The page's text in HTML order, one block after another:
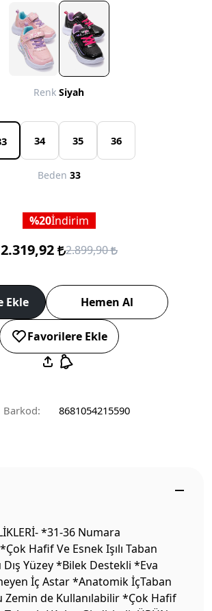
Renk Siyah
34 35 36
Beden 33
20İndirim
2.319,92 2.899,90
Ekle Hemen Al
Favorilere Ekle
Barkod: 8681054215590
*31-36 Numara
Hafif Ve Esnek Işılı Taban
Yüzey *Bilek Destekli *Eva
İç Astar *Anatomik İçTaban
Zemin de Kullanılabilir *Çok Hafif